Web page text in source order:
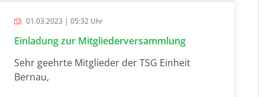
01.03.2023 | 05:32 Uhr
Einladung zur Mitgliederversammlung
Sehr geehrte Mitglieder der TSG Einheit
Bernau,